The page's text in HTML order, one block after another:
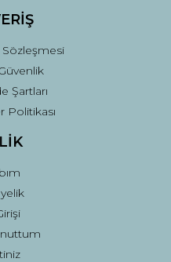
Sözleşmesi
Şartları
Politikası